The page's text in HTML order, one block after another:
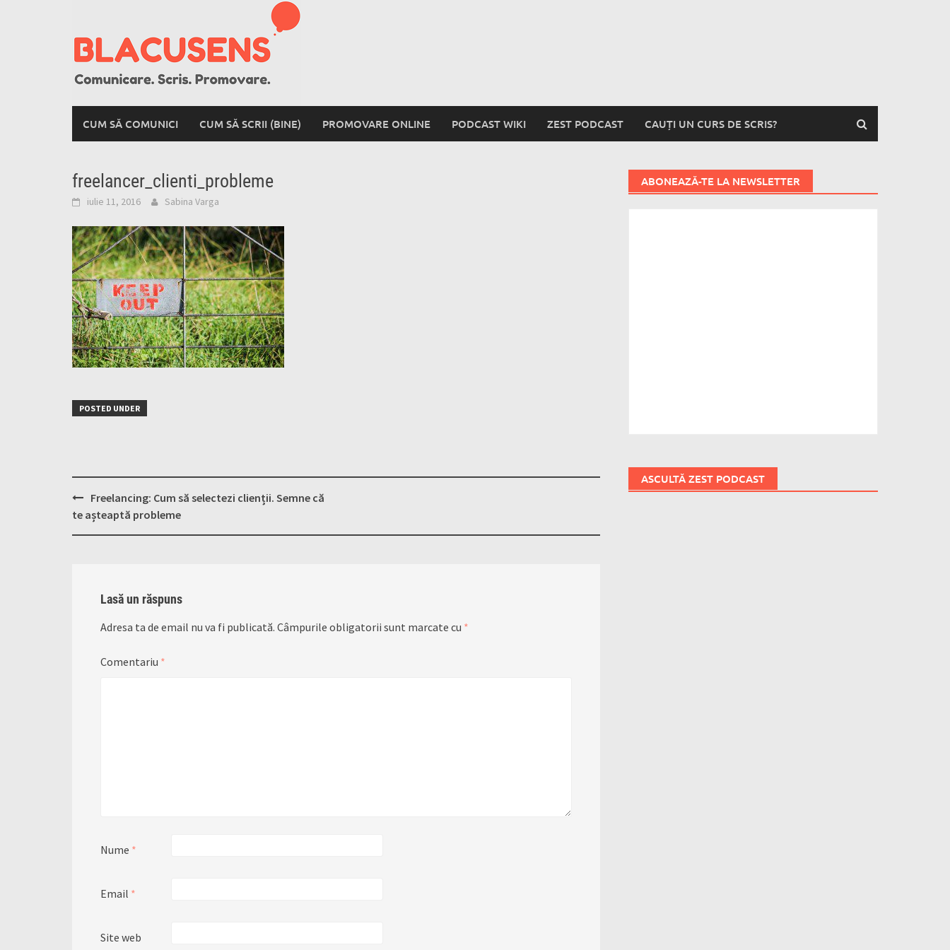
CUM SĂ COMUNICI CUM SĂ SCRII (BINE) PROMOVARE ONLINE PODCAST WIKI ZEST PODCAST CAUȚI UN CURS DE SCRIS?
freelancer_clienti_probleme
iulie 11, 2016 Sabina Varga
POSTED UNDER
Post
navigation
Freelancing: Cum să selectezi clienții. Semne că
te așteaptă probleme
Lasă un răspuns
Adresa ta de email nu va fi publicată. Câmpurile obligatorii sunt marcate cu *
Comentariu *
Nume *
Email *
Site web
ABONEAZĂ-TE LA NEWSLETTER
ASCULTĂ ZEST PODCAST